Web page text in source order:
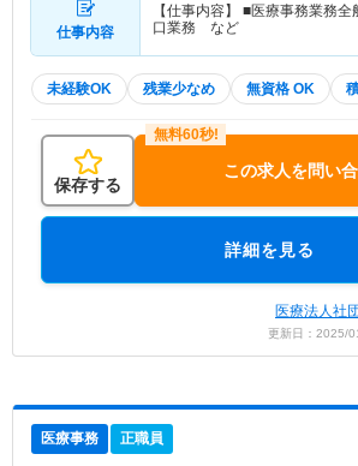
仕事内容
【仕事内容】 ■医療事務業務
口業務 など
未経験OK 残業少なめ 無資格 OK
保存する
この求人を問い
詳細を見る
医療法人社
更新日：2025/
医療事務 正職員